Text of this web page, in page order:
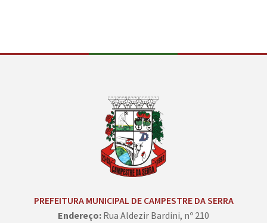
PREFEITURA MUNICIPAL DE CAMPESTRE DA SERRA
Endereço: Rua Aldezir Bardini, nº 210